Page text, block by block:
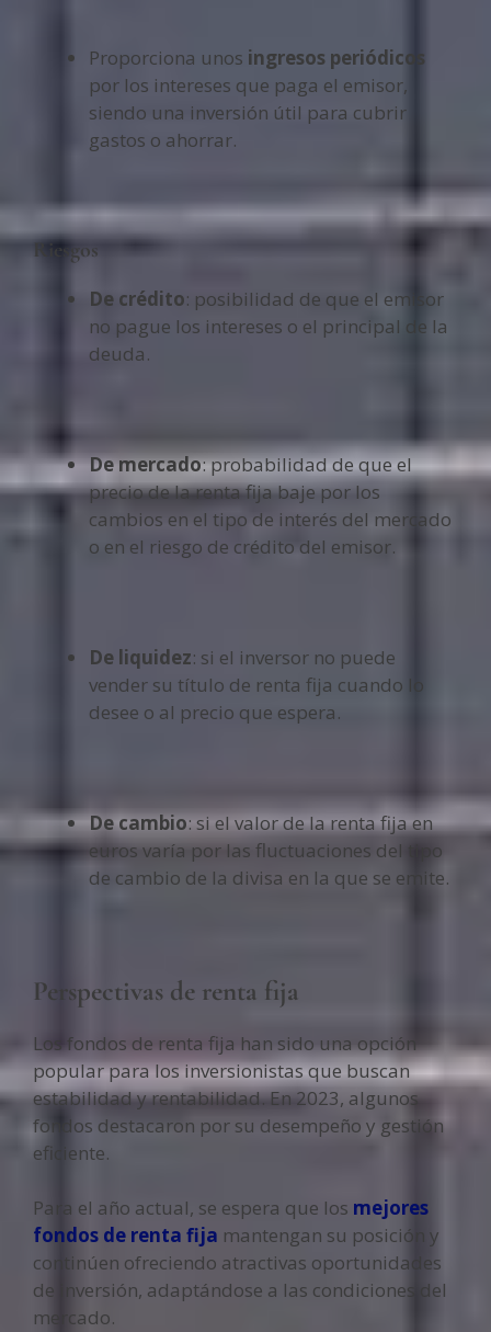
Proporciona unos ingresos periódicos
por los intereses que paga el emisor,
siendo una inversión útil para cubrir
gastos o ahorrar.
Riesgos
De crédito: posibilidad de que el emisor
no pague los intereses o el principal de la
deuda.
De mercado: probabilidad de que el
precio de la renta fija baje por los
cambios en el tipo de interés del mercado
o en el riesgo de crédito del emisor.
De liquidez: si el inversor no puede
vender su título de renta fija cuando lo
desee o al precio que espera.
De cambio: si el valor de la renta fija en
euros varía por las fluctuaciones del tipo
de cambio de la divisa en la que se emite.
Perspectivas de renta fija
Los fondos de renta fija han sido una opción
popular para los inversionistas que buscan
estabilidad y rentabilidad. En 2023, algunos
fondos destacaron por su desempeño y gestión
eficiente.
Para el año actual, se espera que los mejores
fondos de renta fija mantengan su posición y
continúen ofreciendo atractivas oportunidades
de inversión, adaptándose a las condiciones del
mercado.